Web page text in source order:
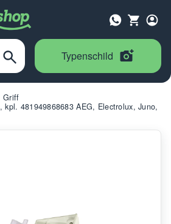
Typenschild
Griff
481949868683 AEG, Electrolux, Juno,